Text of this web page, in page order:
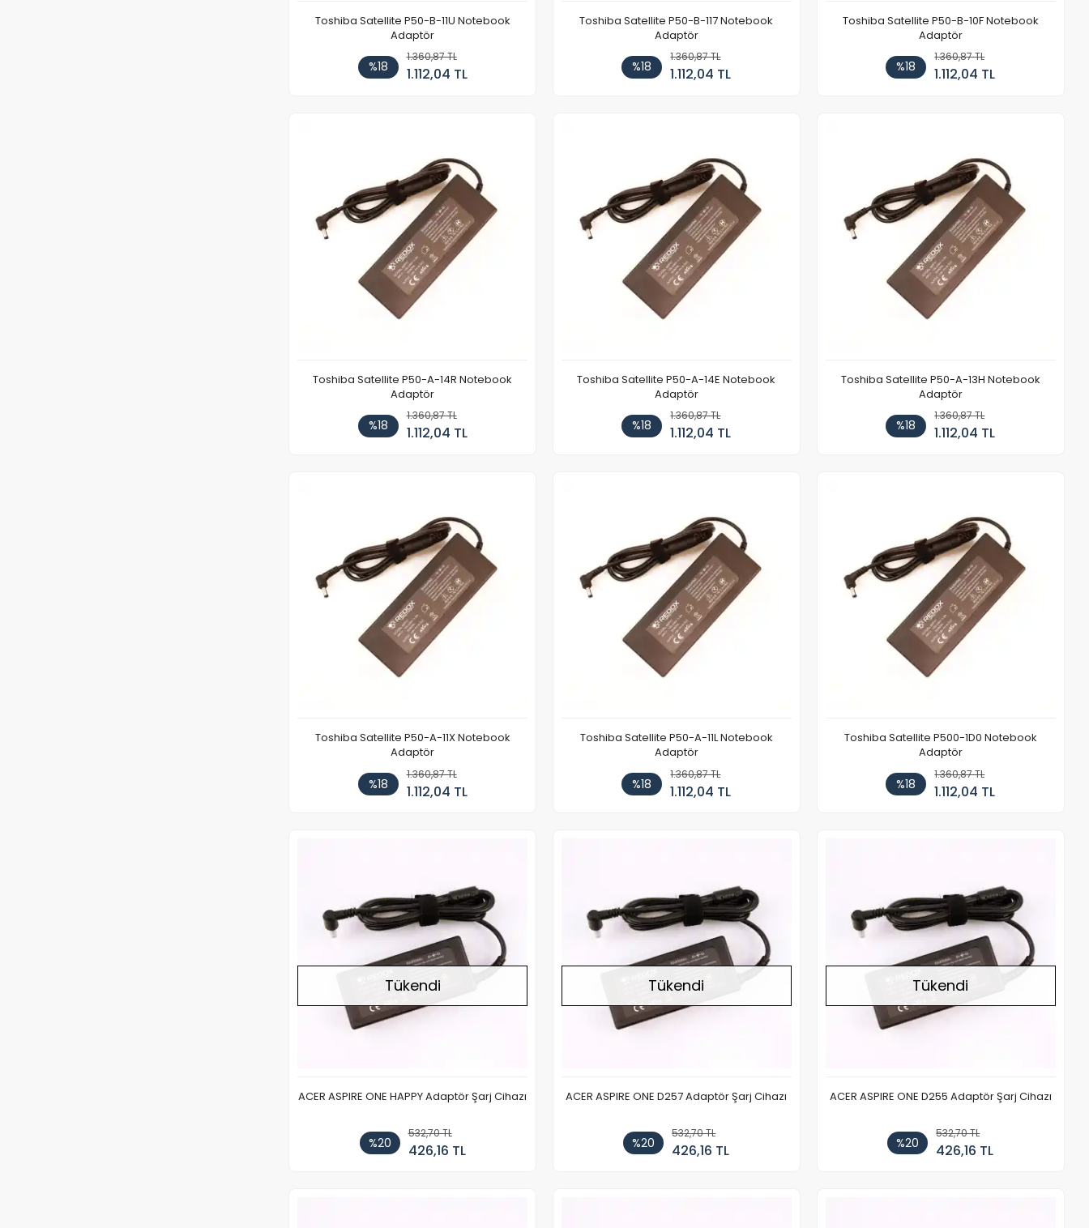
Toshiba Satellite P50-B-11U Notebook
Adaptör
%18
1.360,87 TL
1.112,04 TL
Toshiba Satellite P50-B-117 Notebook
Adaptör
%18
1.360,87 TL
1.112,04 TL
Toshiba Satellite P50-B-10F Notebook
Adaptör
%18
1.360,87 TL
1.112,04 TL
Toshiba Satellite P50-A-14R Notebook
Adaptör
%18
1.360,87 TL
1.112,04 TL
Toshiba Satellite P50-A-14E Notebook
Adaptör
%18
1.360,87 TL
1.112,04 TL
Toshiba Satellite P50-A-13H Notebook
Adaptör
%18
1.360,87 TL
1.112,04 TL
Toshiba Satellite P50-A-11X Notebook
Adaptör
%18
1.360,87 TL
1.112,04 TL
Toshiba Satellite P50-A-11L Notebook
Adaptör
%18
1.360,87 TL
1.112,04 TL
Toshiba Satellite P500-1D0 Notebook
Adaptör
%18
1.360,87 TL
1.112,04 TL
Tükendi
ACER ASPIRE ONE HAPPY Adaptör Şarj Cihazı
%20
532,70 TL
426,16 TL
Tükendi
ACER ASPIRE ONE D257 Adaptör Şarj Cihazı
%20
532,70 TL
426,16 TL
Tükendi
ACER ASPIRE ONE D255 Adaptör Şarj Cihazı
%20
532,70 TL
426,16 TL